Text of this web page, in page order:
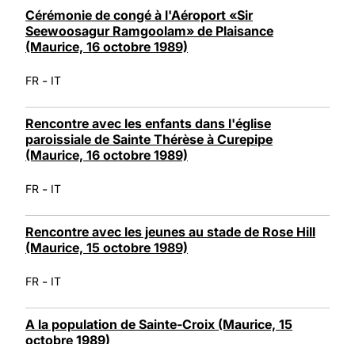
Cérémonie de congé à l'Aéroport «Sir
Seewoosagur Ramgoolam» de Plaisance
(Maurice, 16 octobre 1989)
FR - IT
Rencontre avec les enfants dans l'église
paroissiale de Sainte Thérèse à Curepipe
(Maurice, 16 octobre 1989)
FR - IT
Rencontre avec les jeunes au stade de Rose Hill
(Maurice, 15 octobre 1989)
FR - IT
A la population de Sainte-Croix (Maurice, 15
octobre 1989)